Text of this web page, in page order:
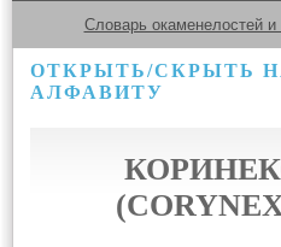
Словарь окаменелостей
ОТКРЫТЬ/СКРЫТЬ
АЛФАВИТУ